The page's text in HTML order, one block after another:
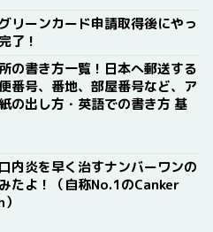
リーンカード申請取得後にやっ
了！
の書き方一覧！日本へ郵送する
番号、番地、部屋番号など、ア
の出し方・英語での書き方 基
内炎を早く治すナンバーワンの
たよ！（自称No.1のCanker